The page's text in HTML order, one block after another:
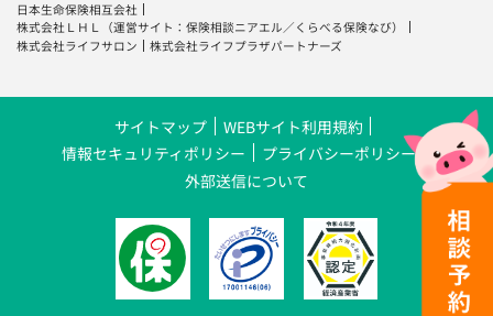
日本生命保険相互会社
株式会社ＬＨＬ （運営サイト：保険相談ニアエル／ くらべる保険なび）
株式会社ライフサロン
株式会社ライフプラザパートナーズ
サイトマップ
WEBサイト利用規約
情報セキュリティポリシー
プライバシーポリシー
外部送信について